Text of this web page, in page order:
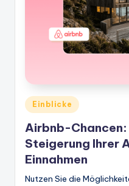
Veröffentlicht
in
Einblicke
Airbnb-Chancen:
Steigerung Ihrer
Einnahmen
Nutzen Sie die